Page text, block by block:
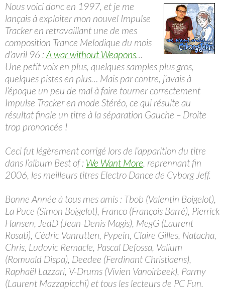
Nous voici donc en 1997, et je me
lançais à exploiter mon nouvel Impulse
Tracker en retravaillant une de mes
composition Trance Melodique du mois
d’avril 96 : A war without Weapons…
Une petit voix en plus, quelques samples plus gros,
quelques pistes en plus… Mais par contre, j’avais à
l’époque un peu de mal à faire tourner correctement
Impulse Tracker en mode Stéréo, ce qui résulte au
résultat finale un titre à la séparation Gauche – Droite
trop prononcée !
Ceci fut légèrement corrigé lors de l’apparition du titre
dans l’album Best of : We Want More, reprennant fin
2006, les meilleurs titres Electro Dance de Cyborg Jeff.
Bonne Année à tous mes amis : Tbob (Valentin Boigelot),
La Puce (Simon Boigelot), Franco (François Barré), Pierrick
Hansen, JedD (Jean-Denis Magis), MegG (Laurent
Rosati), Cédric Vanrutten, Pypein, Claire Gilles, Natacha,
Chris, Ludovic Remacle, Pascal Defossa, Valium
(Romuald Dispa), Deedee (Ferdinant Christiaens),
Raphaël Lazzari, V-Drums (Vivien Vanoirbeek), Parmy
(Laurent Mazzapicchi) et tous les lecteurs de PC Fun.